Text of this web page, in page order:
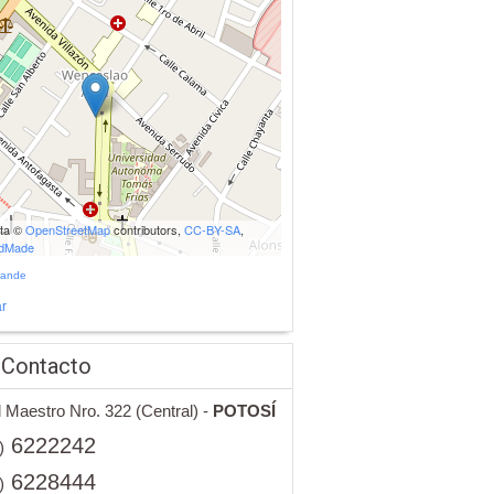
©OpenStreetMapcontributors, CC-BY-SA,
Maestro Nro. 322 (Central) - POTOSÍ
6222242
6228444